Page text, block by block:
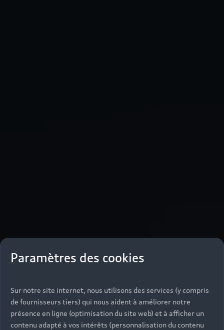
Paramètres des cookies
Sur notre site internet, nous utilisons des services (y compris
de fournisseurs tiers) qui nous aident à améliorer notre
présence en ligne (optimisation du site web) et à afficher un
contenu adapté à vos intérêts (personnalisation du contenu